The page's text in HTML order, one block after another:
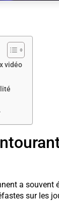
vidéo
a souvent
sur les